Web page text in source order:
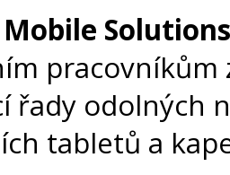
řady odolných
tabletů a